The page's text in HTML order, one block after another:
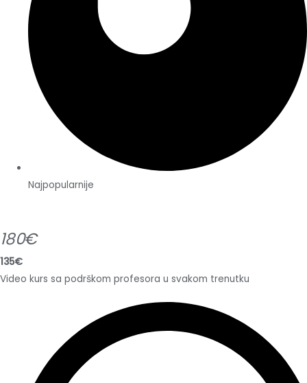
Najpopularnije
180€
135€
Video kurs sa podrškom profesora u svakom trenutku